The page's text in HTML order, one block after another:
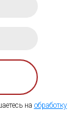
на обработку